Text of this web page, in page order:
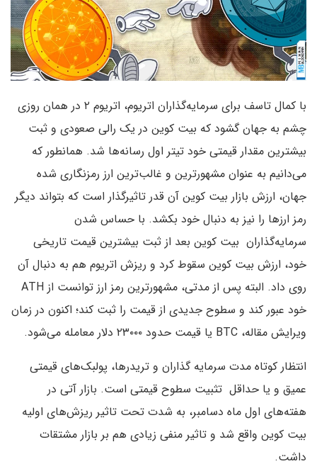
با کمال تاسف برای سرمایه‌گذاران اتریوم، اتریوم ۲ در همان روزی
چشم به جهان گشود که بیت کوین در یک رالی صعودی و ثبت
بیشترین مقدار قیمتی خود تیتر اول رسانه‌ها شد. همانطور که
می‌دانیم به عنوان مشهورترین و غالب‌ترین ارز رمزنگاری شده
جهان، ارزش بازار بیت کوین آن قدر تاثیرگذار است که بتواند دیگر
رمز ارزها را نیز به دنبال خود بکشد. با حساس شدن
سرمایه‌گذاران بیت کوین بعد از ثبت بیشترین قیمت تاریخی
خود، ارزش بیت کوین سقوط کرد و ریزش اتریوم هم به دنبال آن
روی داد. البته پس از مدتی، مشهورترین رمز ارز توانست از ATH
خود عبور کند و سطوح جدیدی از قیمت را ثبت کند؛ اکنون در زمان
ویرایش مقاله، BTC یا قیمت حدود ۲۳۰۰۰ دلار معامله می‌شود.
انتظار کوتاه مدت سرمایه گذاران و تریدرها، پولبک‌های قیمتی
عمیق و یا حداقل تثبیت سطوح قیمتی است. بازار آتی در
هفته‌های اول ماه دسامبر، به شدت تحت تاثیر ریزش‌های اولیه
بیت کوین واقع شد و تاثیر منفی زیادی هم بر بازار مشتقات
داشت.